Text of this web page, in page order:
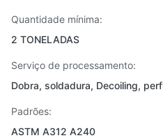
Quantidade mínima:
2 TONELADAS
Serviço de processamento:
Dobra, soldadura, Decoiling,
Padrões:
ASTM A312 A240